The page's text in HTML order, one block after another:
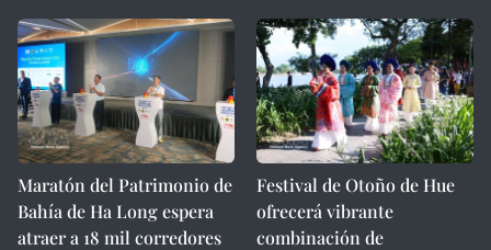
Maratón del Patrimonio de
Bahía de Ha Long espera
atraer a 18 mil corredores
Festival de Otoño de Hue
ofrecerá vibrante
combinación de